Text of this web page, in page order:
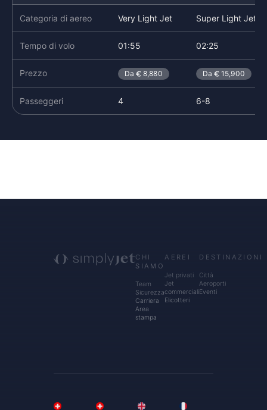
Categoria di aereo Very Light Jet Super Light Jet
Tempo di volo 01:55 02:25
Prezzo Da 8,880 Da 15,900
Passeggeri 4 6-8
CHI
SIAMO
Team
Sicurezza
Carriera
Area
stampa
AEREI
Jet privati
Jet
commerciali
Elicotteri
DESTINAZIONI
Città
Aeroporti
Eventi